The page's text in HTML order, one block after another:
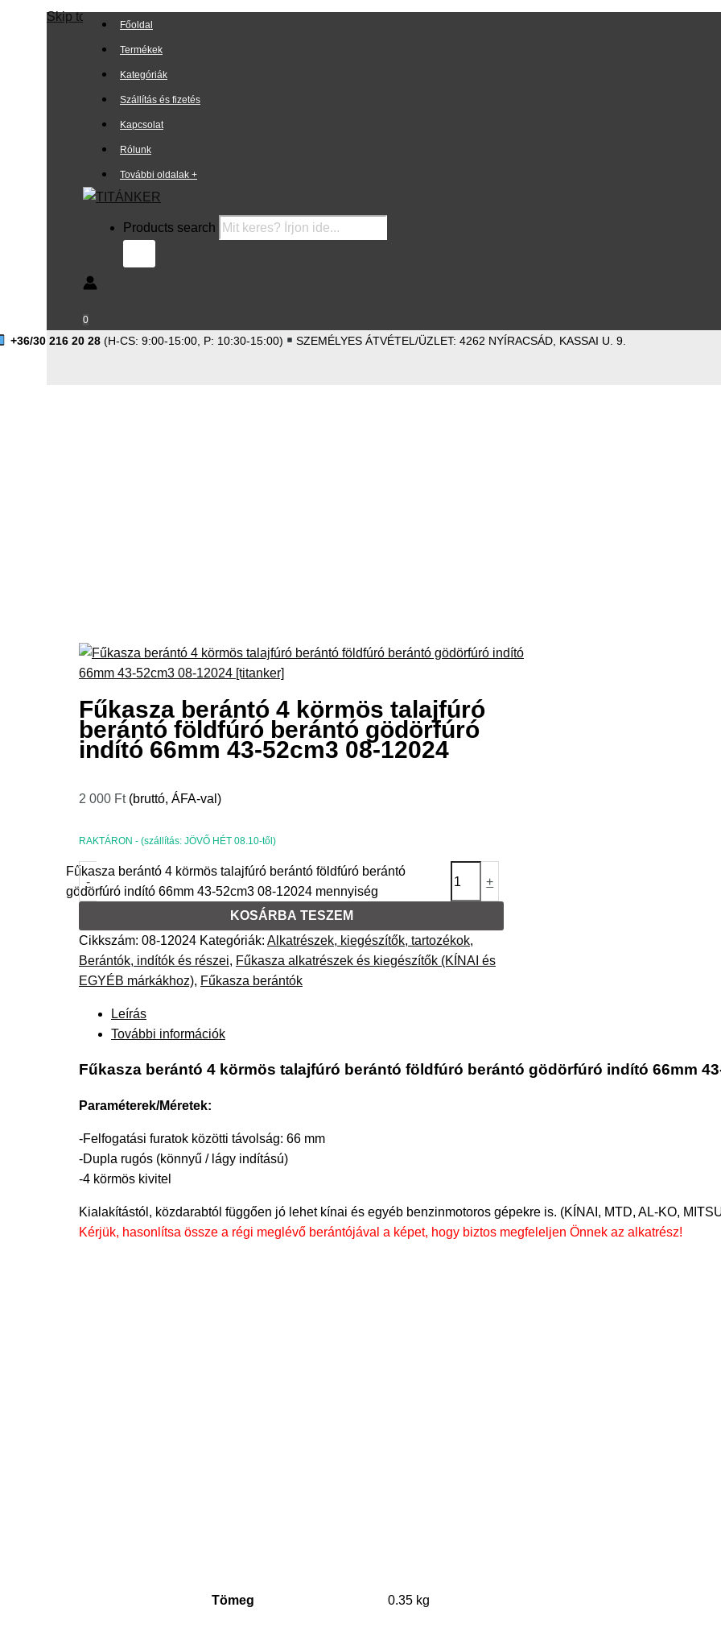
Skip to content
Főoldal
Termékek
Kategóriák
Szállítás és fizetés
Kapcsolat
Rólunk
További oldalak +
Products search
0
+36/30 216 20 28 (H-CS: 9:00-15:00, P: 10:30-15:00) SZEMÉLYES ÁTVÉTEL/ÜZLET: 4262 NYÍRACSÁD, KASSAI U. 9.
Fűkasza berántó 4 körmös talajfúró
berántó földfúró berántó gödörfúró
indító 66mm 43-52cm3 08-12024
2 000 Ft (bruttó, ÁFA-val)
RAKTÁRON - (szállítás: JÖVŐ HÉT 08.10-től)
-
Fűkasza berántó 4 körmös talajfúró berántó földfúró berántó
gödörfúró indító 66mm 43-52cm3 08-12024 mennyiség
+
KOSÁRBA TESZEM
Cikkszám: 08-12024 Kategóriák: Alkatrészek, kiegészítők, tartozékok,
Berántók, indítók és részei, Fűkasza alkatrészek és kiegészítők (KÍNAI és
EGYÉB márkákhoz), Fűkasza berántók
Leírás
További információk
Fűkasza berántó 4 körmös talajfúró berántó földfúró berántó gödörfúró indító 66mm
Paraméterek/Méretek:
-Felfogatási furatok közötti távolság: 66 mm
-Dupla rugós (könnyű / lágy indítású)
-4 körmös kivitel
Kialakítástól, közdarabtól függően jó lehet kínai és egyéb benzinmotoros gépekre is. (KÍNAI, MTD, AL-KO,
Kérjük, hasonlítsa össze a régi meglévő berántójával a képet, hogy biztos megfeleljen Önnek az alkatrész!
Tömeg 0.35 kg